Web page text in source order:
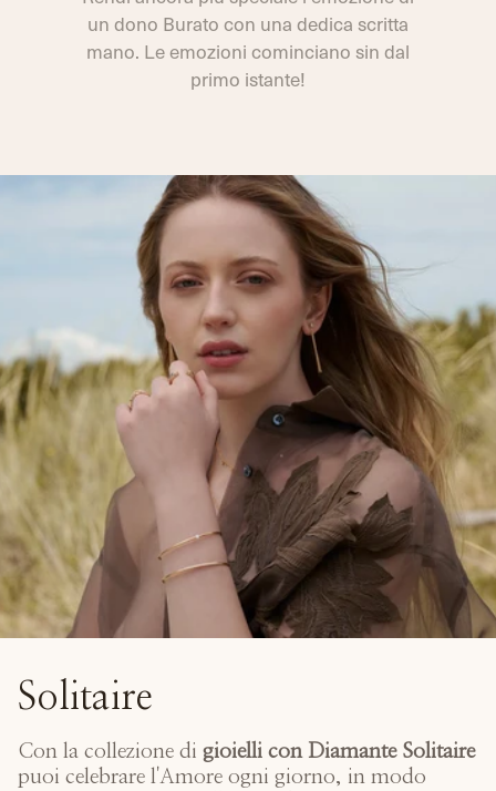
un dono Burato con una dedica scritta
mano. Le emozioni cominciano sin dal
primo istante!
Solitaire
Con la collezione di gioielli con Diamante Solitaire
puoi celebrare l'Amore ogni giorno, in modo